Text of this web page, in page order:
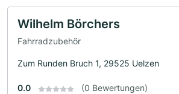
Wilhelm Börchers
Fahrradzubehör
Zum Runden Bruch 1, 29525 Uelzen
0.0 (0 Bewertungen)